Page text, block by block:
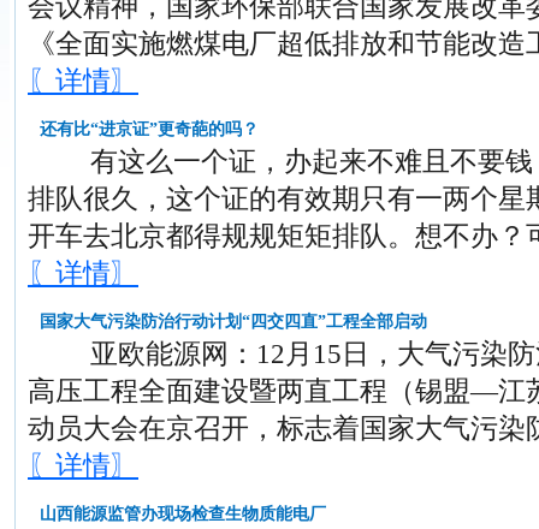
《全面实施燃煤电厂超低排放和节能改
〖详情〗
还有比“进京证”更奇葩的吗？
有这么一个证，办起来不难且不要钱
排队很久，这个证的有效期只有一两个星
开车去北京都得规规矩矩排队。想不办？
〖详情〗
国家大气污染防治行动计划“四交四直”工程全部启动
亚欧能源网：12月15日，大气污染防
高压工程全面建设暨两直工程（锡盟—
动员大会在京召开，标志着国家大气污染
〖详情〗
山西能源监管办现场检查生物质能电厂